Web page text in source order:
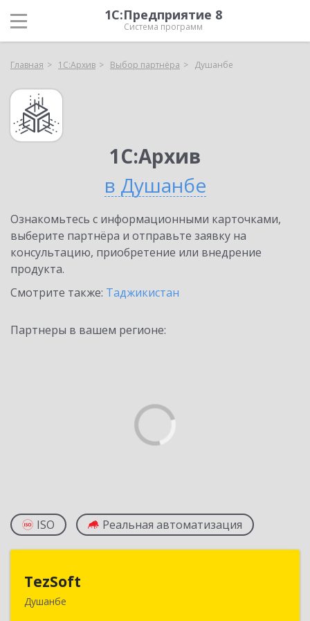
1С:Предприятие 8
Система программ
Главная 1С:Архив Выбор партнёра Душанбе
1С:Архив
в Душанбе
Ознакомьтесь с информационными карточками,
выберите партнёра и отправьте заявку на
консультацию, приобретение или внедрение
продукта.
Смотрите также: Таджикистан
Партнеры в вашем регионе:
ISO Реальная автоматизация
TezSoft
Душанбе
Таджикистан, г. Душанбе, ул. Дружбы народов,